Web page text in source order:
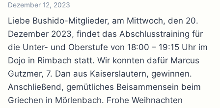
Dezember 12, 2023
Liebe Bushido-Mitglieder, am Mittwoch, den 20.
Dezember 2023, findet das Abschlusstraining für
die Unter- und Oberstufe von 18:00 – 19:15 Uhr im
Dojo in Rimbach statt. Wir konnten dafür Marcus
Gutzmer, 7. Dan aus Kaiserslautern, gewinnen.
Anschließend, gemütliches Beisammensein beim
Griechen in Mörlenbach. Frohe Weihnachten